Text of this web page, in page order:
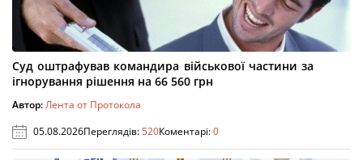
Суд оштрафував командира військової частини за
ігнорування рішення на 66 560 грн
Автор:Лента от Протокола
05.08.2026Переглядів:520Коментарі:0